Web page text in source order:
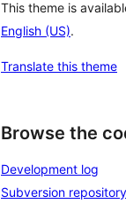
This theme is
English (US).
Translate this theme
Browse the
Development log
Subversion repository